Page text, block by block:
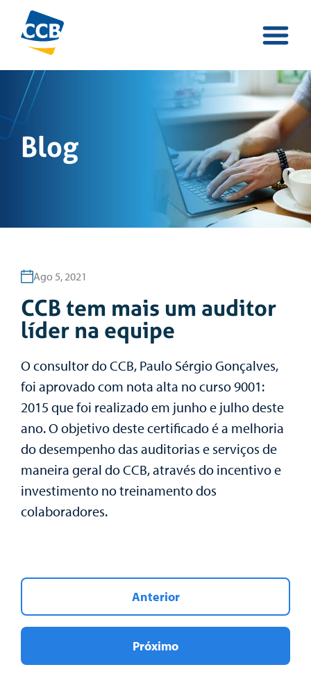
Blog
Ago 5, 2021
CCB tem mais um auditor
líder na equipe
O consultor do CCB, Paulo Sérgio Gonçalves,
foi aprovado com nota alta no curso 9001:
2015 que foi realizado em junho e julho deste
ano. O objetivo deste certificado é a melhoria
do desempenho das auditorias e serviços de
maneira geral do CCB, através do incentivo e
investimento no treinamento dos
colaboradores.
Anterior
Próximo